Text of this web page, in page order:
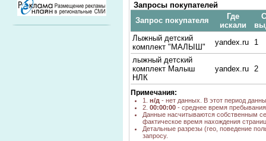
Запросы покупателей
Запрос покупателя
Где
искали
Лыжный детский
комплект "МАЛЫШ"
yandex.ru
1
лыжный детский
комплект Малыш
НЛК
yandex.ru 2
Примечания:
1. н/д - нет данных. В этот период
2. 00:00:00 - среднее время
Данные насчитываются собственным
фактическое время нахождения
Детальные разрезы (гео, поведение
запросу.